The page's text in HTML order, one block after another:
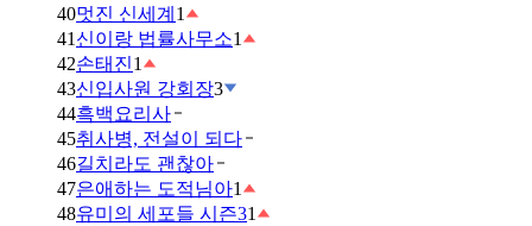
40멋진 신세계 1
41 신이랑 법률사무소1
42손태진1
43신입사원 강회장3
44흑백요리사
45취사병, 전설이 되다
46길치라도 괜찮아
47은애하는 도적님아1
48유미의 세포들 시즌31